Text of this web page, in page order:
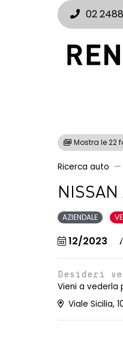
02
Mostra le 22
Ricerca auto
NISSAN
AZIENDALE
12/2023
Desideri
Vieni a vederla
Viale Sicilia,